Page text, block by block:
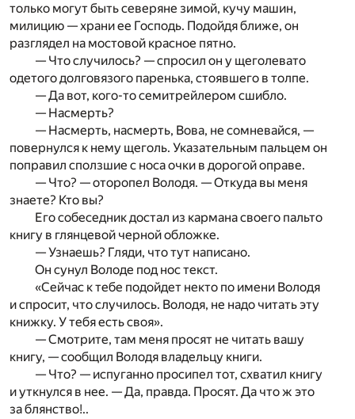
только могут быть северяне зимой, кучу машин,
милицию — храни ее Господь. Подойдя ближе, он
разглядел на мостовой красное пятно.
— Что случилось? — спросил он у щеголевато
одетого долговязого паренька, стоявшего в толпе.
— Да вот, кого-то семитрейлером сшибло.
— Насмерть?
— Насмерть, насмерть, Вова, не сомневайся, —
повернулся к нему щеголь. Указательным пальцем он
поправил сползшие с носа очки в дорогой оправе.
— Что? — оторопел Володя. — Откуда вы меня
знаете? Кто вы?
Его собеседник достал из кармана своего пальто
книгу в глянцевой черной обложке.
— Узнаешь? Гляди, что тут написано.
Он сунул Володе под нос текст.
«Сейчас к тебе подойдет некто по имени Володя
и спросит, что случилось. Володя, не надо читать эту
книжку. У тебя есть своя».
— Смотрите, там меня просят не читать вашу
книгу, — сообщил Володя владельцу книги.
— Что? — испуганно просипел тот, схватил книгу
и уткнулся в нее. — Да, правда. Просят. Да что ж это
за блянство!..